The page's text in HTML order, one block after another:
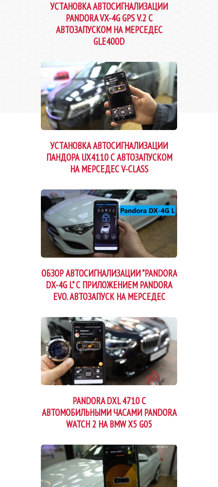
УСТАНОВКА АВТОСИГНАЛИЗАЦИИ
PANDORA VX-4G GPS V.2 С
АВТОЗАПУСКОМ НА МЕРСЕДЕС
GLE400D
УСТАНОВКА АВТОСИГНАЛИЗАЦИИ
ПАНДОРА UX4110 С АВТОЗАПУСКОМ
НА МЕРСЕДЕС V-CLASS
ОБЗОР АВТОСИГНАЛИЗАЦИИ "PANDORA
DX-4G L" С ПРИЛОЖЕНИЕМ PANDORA
EVO. АВТОЗАПУСК НА МЕРСЕДЕС
PANDORA DXL 4710 С
АВТОМОБИЛЬНЫМИ ЧАСАМИ PANDORA
WATCH 2 НА BMW X5 G05